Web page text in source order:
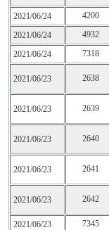
2021/06/24
4200
2021/06/24
4932
2021/06/24
7318
2021/06/23 2638
2021/06/23 2639
2021/06/23 2640
2021/06/23 2641
2021/06/23 2642
2021/06/23 7345